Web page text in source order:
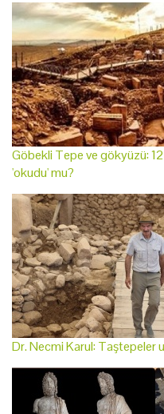
Göbekli Tepe ve gökyüzü: 12
'okudu' mu?
Dr. Necmi Karul: Taştepeler